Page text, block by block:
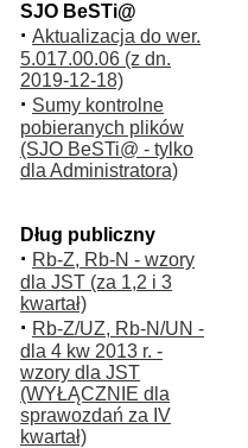
SJO BeSTi@
· Aktualizacja do wer.
5.017.00.06 (z dn.
2019-12-18)
· Sumy kontrolne
pobieranych plików
(SJO BeSTi@ - tylko
dla Administratora)
Dług publiczny
· Rb-Z, Rb-N - wzory
dla JST (za 1,2 i 3
kwartał)
· Rb-Z/UZ, Rb-N/UN -
dla 4 kw 2013 r. -
wzory dla JST
(WYŁĄCZNIE dla
sprawozdań za IV
kwartał)